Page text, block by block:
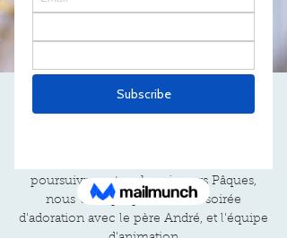
SOIRÉE ADORATION
poursuivre notre chemin vers Pâques,
nous vous proposons une soirée
d'adoration avec le père André, et l'équipe